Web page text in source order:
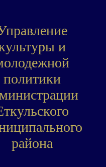
и
политики
района